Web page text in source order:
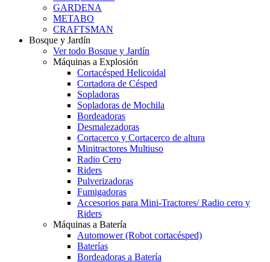
GARDENA
METABO
CRAFTSMAN
Bosque y Jardín
Ver todo Bosque y Jardín
Máquinas a Explosión
Cortacésped Helicoidal
Cortadora de Césped
Sopladoras
Sopladoras de Mochila
Bordeadoras
Desmalezadoras
Cortacerco y Cortacerco de altura
Minitractores Multiuso
Radio Cero
Riders
Pulverizadoras
Fumigadoras
Accesorios para Mini-Tractores/ Radio cero y
Riders
Máquinas a Batería
Automower (Robot cortacésped)
Baterías
Bordeadoras a Batería